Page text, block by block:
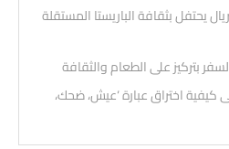
يحتفل بثقافة الباريستا المستقلة
بتركيز على الطعام والثقافة
اختراق عبارة ‘عيش، ضحك،